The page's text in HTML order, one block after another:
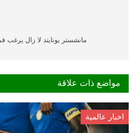
مانشستر يونايتد لا زال يرغب
مواضع ذات علاقة
اخبار عالمية